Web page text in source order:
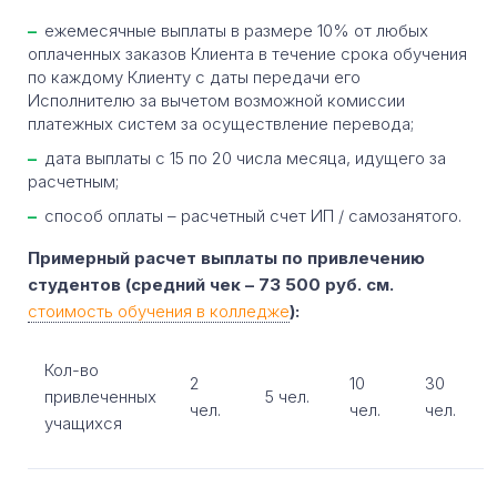
ежемесячные выплаты в размере 10% от любых
оплаченных заказов Клиента в течение срока обучения
по каждому Клиенту с даты передачи его
Исполнителю за вычетом возможной комиссии
платежных систем за осуществление перевода;
дата выплаты с 15 по 20 числа месяца, идущего за
расчетным;
способ оплаты – расчетный счет ИП / самозанятого.
Примерный расчет выплаты по привлечению
студентов (средний чек – 73 500 руб. см.
стоимость обучения в колледже):
Кол-во
привлеченных
учащихся
2
чел.
5 чел.
10
чел.
30
чел.